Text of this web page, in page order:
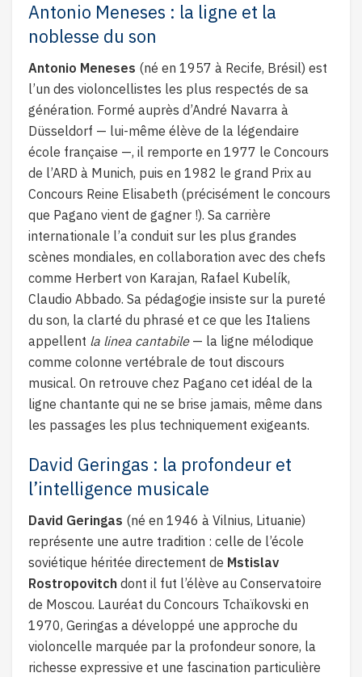
Antonio Meneses : la ligne et la
noblesse du son
Antonio Meneses (né en 1957 à Recife, Brésil) est
l’un des violoncellistes les plus respectés de sa
génération. Formé auprès d’André Navarra à
Düsseldorf — lui-même élève de la légendaire
école française —, il remporte en 1977 le Concours
de l’ARD à Munich, puis en 1982 le grand Prix au
Concours Reine Elisabeth (précisément le concours
que Pagano vient de gagner !). Sa carrière
internationale l’a conduit sur les plus grandes
scènes mondiales, en collaboration avec des chefs
comme Herbert von Karajan, Rafael Kubelík,
Claudio Abbado. Sa pédagogie insiste sur la pureté
du son, la clarté du phrasé et ce que les Italiens
appellent la linea cantabile— la ligne mélodique
comme colonne vertébrale de tout discours
musical. On retrouve chez Pagano cet idéal de la
ligne chantante qui ne se brise jamais, même dans
les passages les plus techniquement exigeants.
David Geringas : la profondeur et
l’intelligence musicale
David Geringas (né en 1946 à Vilnius, Lituanie)
représente une autre tradition : celle de l’école
soviétique héritée directement de Mstislav
Rostropovitch dont il fut l’élève au Conservatoire
de Moscou. Lauréat du Concours Tchaïkovski en
1970, Geringas a développé une approche du
violoncelle marquée par la profondeur sonore, la
richesse expressive et une fascination particulière